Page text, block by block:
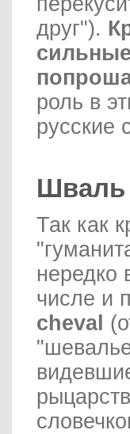
друг").
роль в
русские
Шваль
Так как
нередко
числе и
cheval